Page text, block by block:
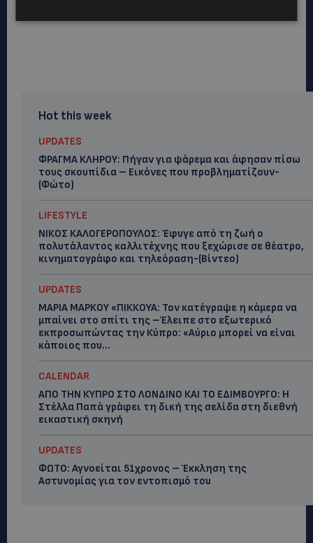
Hot this week
UPDATES
ΦΡΑΓΜΑ ΚΛΗΡΟΥ: Πήγαν για ψάρεμα και άφησαν πίσω
τους σκουπίδια – Εικόνες που προβληματίζουν-
(Φώτο)
LIFESTYLE
ΝΙΚΟΣ ΚΑΛΟΓΕΡΟΠΟΥΛΟΣ: Έφυγε από τη ζωή ο
πολυτάλαντος καλλιτέχνης που ξεχώρισε σε θέατρο,
κινηματογράφο και τηλεόραση-(Bίντεο)
UPDATES
ΜΑΡΙΑ ΜΑΡΚΟΥ «ΠΙΚΚΟΥΑ: Τον κατέγραψε η κάμερα να
μπαίνει στο σπίτι της –Έλειπε στο εξωτερικό
εκπροσωπώντας την Κύπρο: «Αύριο μπορεί να είναι
κάποιος που...
CALENDAR
ΑΠΟ ΤΗΝ ΚΥΠΡΟ ΣΤΟ ΛΟΝΔΙΝΟ ΚΑΙ ΤΟ ΕΔΙΜΒΟΥΡΓΟ: Η
Στέλλα Παπά γράφει τη δική της σελίδα στη διεθνή
εικαστική σκηνή
UPDATES
ΦΩΤΟ: Αγνοείται 51χρονος – Έκκληση της
Αστυνομίας για τον εντοπισμό του